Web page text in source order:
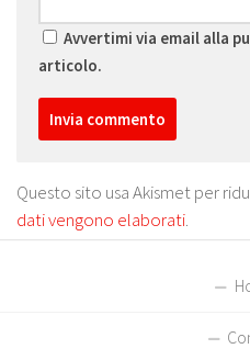
Avvertimi via email alla
articolo.
Questo sito usa Akismet per
dati vengono elaborati.